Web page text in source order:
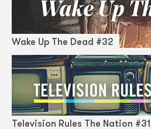
Wake Up The Dead #32
Television Rules The Nation #31